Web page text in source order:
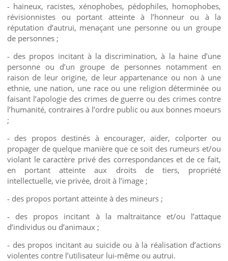
- haineux, racistes, xénophobes, pédophiles, homophobes,
révisionnistes ou portant atteinte à l’honneur ou à la
réputation d’autrui, menaçant une personne ou un groupe
de personnes ;
- des propos incitant à la discrimination, à la haine d’une
personne ou d’un groupe de personnes notamment en
raison de leur origine, de leur appartenance ou non à une
ethnie, une nation, une race ou une religion déterminée ou
faisant l’apologie des crimes de guerre ou des crimes contre
l’humanité, contraires à l’ordre public ou aux bonnes moeurs
;
- des propos destinés à encourager, aider, colporter ou
propager de quelque manière que ce soit des rumeurs et/ou
violant le caractère privé des correspondances et de ce fait,
en portant atteinte aux droits de tiers, propriété
intellectuelle, vie privée, droit à l’image ;
- des propos portant atteinte à des mineurs ;
- des propos incitant à la maltraitance et/ou l’attaque
d’individus ou d’animaux ;
- des propos incitant au suicide ou à la réalisation d’actions
violentes contre l’utilisateur lui-même ou autrui.